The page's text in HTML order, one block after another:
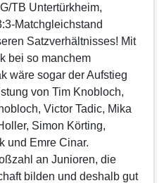
TB Untertürkheim,
Matchgleichstand
Satzverhältnisses! Mit
bei so manchem
wäre sogar der Aufstieg
von Tim Knobloch,
Victor Tadic, Mika
Simon Körting,
und Emre Cinar.
an Junioren, die
bilden und deshalb gut